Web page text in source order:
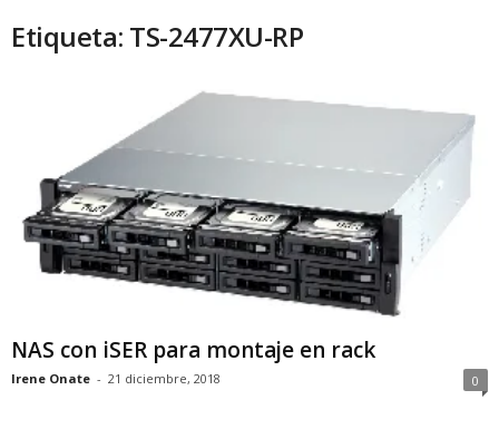
Etiqueta: TS-2477XU-RP
NAS con iSER para montaje en rack
Irene Onate - 21 diciembre, 2018 0